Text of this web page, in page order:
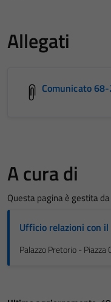
Allegati
Comunicato
A cura di
Questa pagina è gestita da
Ufficio relazioni con
Palazzo Pretorio - Piazza